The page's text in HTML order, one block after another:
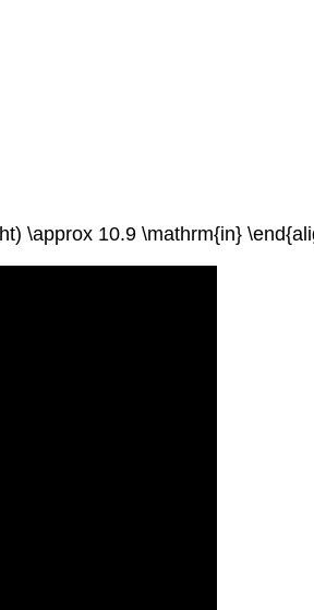
\approx 10.9 \mathrm{in}